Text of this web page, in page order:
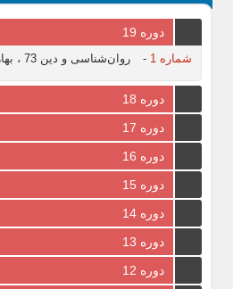
دوره 19
شماره 1 - روان‌شناسی و دین 73 ، بهار 1405
دوره 18
دوره 17
دوره 16
دوره 15
دوره 14
دوره 13
دوره 12